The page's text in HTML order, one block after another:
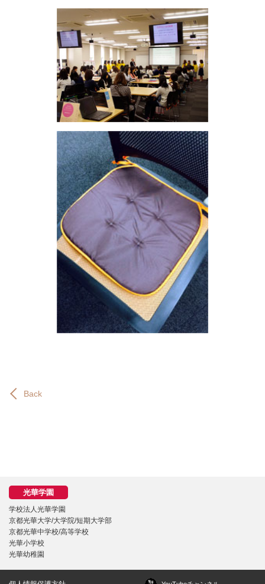
Back
学校法人光華学園
京都光華大学/大学院/短期大学部
京都光華中学校/高等学校
光華小学校
光華幼稚園